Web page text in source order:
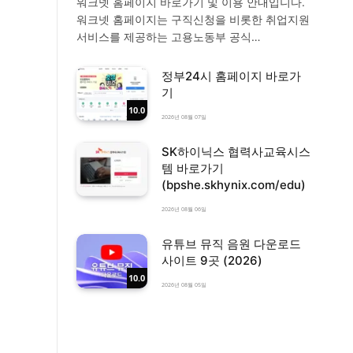
워크넷 홈페이지는 구직신청을 비롯한 취업지원
서비스를 제공하는 고용노동부 공식…
10.0
정부24시 홈페이지 바로가
기
2026년 08월 07일
SK하이닉스 협력사교육시스
템 바로가기
(bpshe.skhynix.com/edu)
2026년 08월 06일
10.0
유튜브 뮤직 음원 다운로드
사이트 9곳 (2026)
2026년 08월 05일